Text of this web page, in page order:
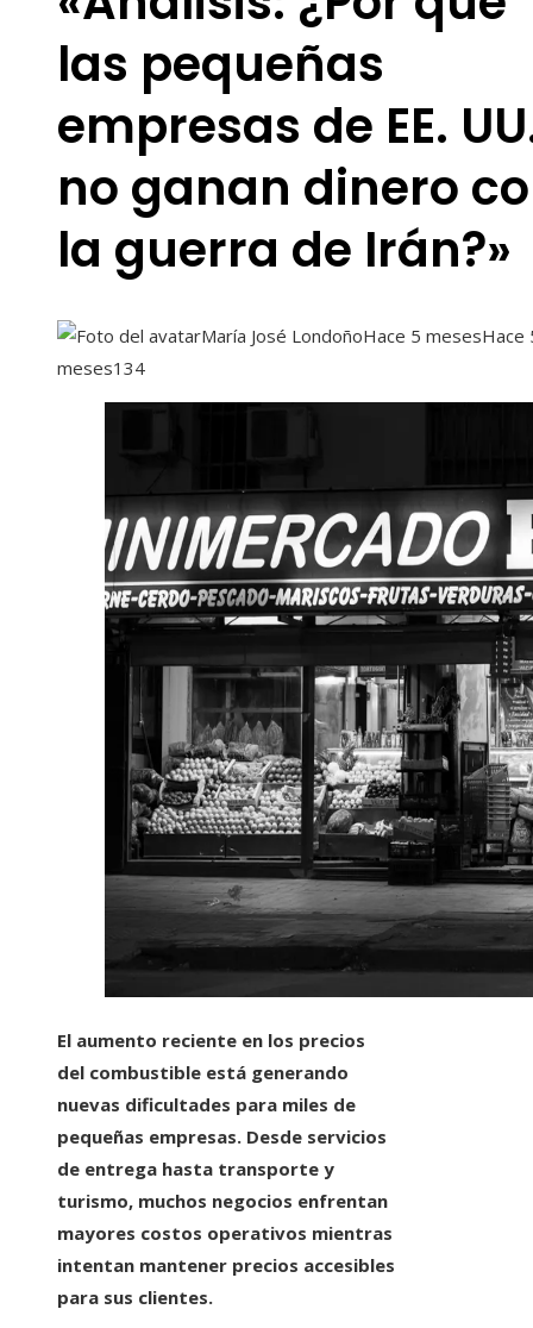
las pequeñas
empresas de EE.
no ganan dinero
la guerra de Irán?»
María José LondoñoHace 5 mesesHace
meses134
El aumento reciente en los precios
del combustible está generando
nuevas dificultades para miles de
pequeñas empresas. Desde servicios
de entrega hasta transporte y
turismo, muchos negocios enfrentan
mayores costos operativos mientras
intentan mantener precios accesibles
para sus clientes.